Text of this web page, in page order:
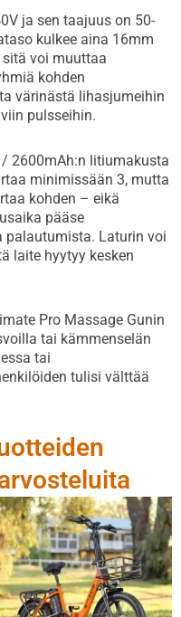
ja sen taajuus on 50-
kulkee aina 16mm
voi muuttaa
kohden
värinästä lihasjumeihin
pulsseihin.
2600mAh:n litiumakusta
minimissään 3, mutta
kohden – eikä
pääse
palautumista. Laturin voi
laite hyytyy kesken
Pro Massage Gunin
tai kämmenselän
tai
tulisi välttää